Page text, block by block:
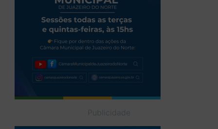
Publicidade